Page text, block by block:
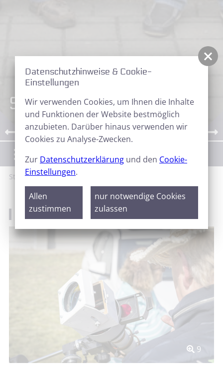
Sternfreundetreffen
Menü
Start News Sternfreundetreffen
Das jährliche große Sternfreundetreffen
9
Datenschutzhinweise & Cookie-
Einstellungen
Wir verwenden Cookies, um Ihnen die Inhalte
und Funktionen der Website bestmöglich
anzubieten. Darüber hinaus verwenden wir
Cookies zu Analyse-Zwecken.
Zur Datenschutzerklärung und den Cookie-
Einstellungen.
Allen
zustimmen
nur notwendige Cookies
zulassen